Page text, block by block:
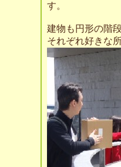
す。
建物も円形の階
それぞれ好きな